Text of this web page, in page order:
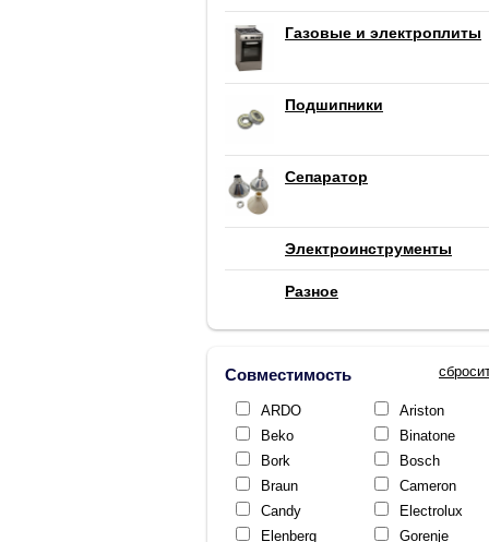
Газовые и электроплиты
Подшипники
Сепаратор
Электроинструменты
Разное
Совместимость
ARDO
Ariston
Beko
Binatone
Bork
Bosch
Braun
Cameron
Candy
Electrolux
Elenberg
Gorenje